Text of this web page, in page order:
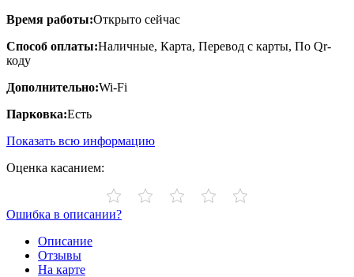
Время работы:Открыто сейчас
Способ оплаты:Наличные, Карта, Перевод с карты, По Qr-
коду
Дополнительно:Wi-Fi
Парковка:Есть
Показать всю информацию
Оценка касанием:
Ошибка в описании?
Описание
Отзывы
На карте